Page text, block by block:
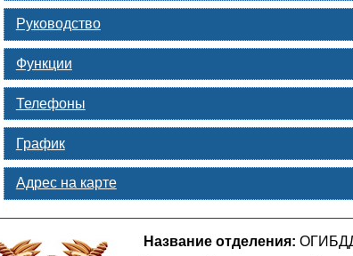
Руководство
Функции
Телефоны
График
Адрес на карте
Название отделения: